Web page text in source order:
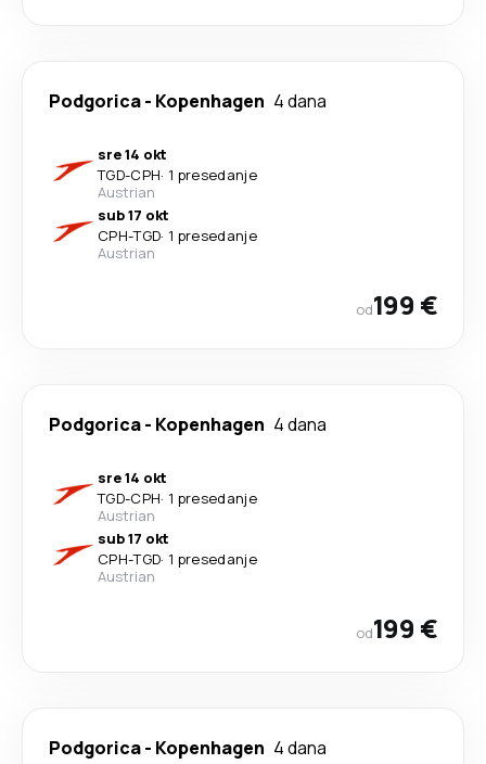
Podgorica- Kopenhagen 4 dana
sre 14 okt
TGD-CPH· 1 presedanje
Austrian
sub 17 okt
CPH-TGD· 1 presedanje
Austrian
od199 €
Podgorica- Kopenhagen 4 dana
sre 14 okt
TGD-CPH· 1 presedanje
Austrian
sub 17 okt
CPH-TGD· 1 presedanje
Austrian
od199 €
Podgorica- Kopenhagen 4 dana